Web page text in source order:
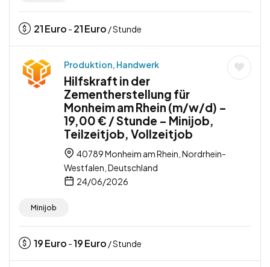
21Euro - 21Euro / Stunde
Produktion, Handwerk
Hilfskraft in der
Zementherstellung für
Monheim am Rhein (m/w/d) –
19,00 € / Stunde – Minijob,
Teilzeitjob, Vollzeitjob
40789 Monheim am Rhein, Nordrhein-
Westfalen, Deutschland
24/06/2026
Minijob
19Euro -19Euro / Stunde